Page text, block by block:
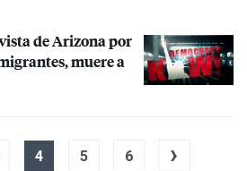
de Arizona por
muere a
4 5 6 ›